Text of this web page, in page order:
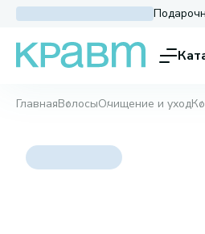
ГлавнаяВолосыОчищение и уход